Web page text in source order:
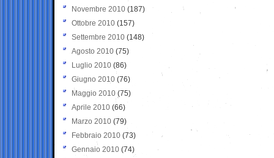
Novembre 2010 (187)
Ottobre 2010 (157)
Settembre 2010 (148)
Agosto 2010 (75)
Luglio 2010 (86)
Giugno 2010 (76)
Maggio 2010 (75)
Aprile 2010 (66)
Marzo 2010 (79)
Febbraio 2010 (73)
Gennaio 2010 (74)